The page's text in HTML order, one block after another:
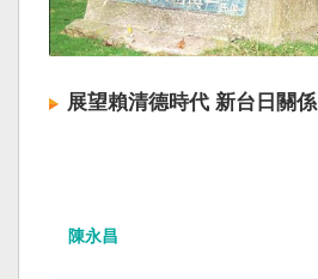
展望賴清德時代 新台日關係
陳永昌